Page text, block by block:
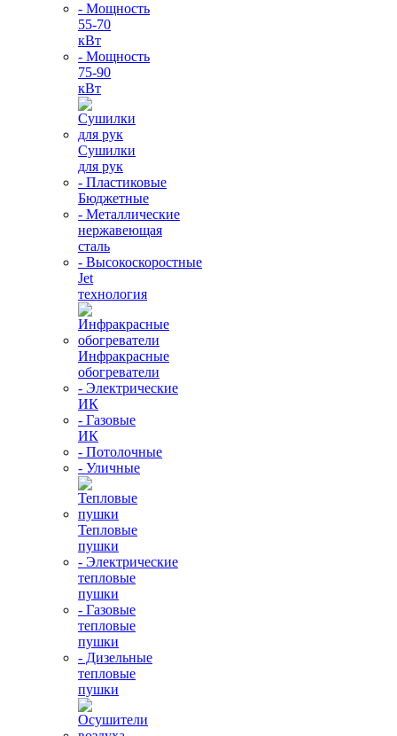
- Мощность
55-70
кВт
- Мощность
75-90
кВт
Сушилки
для рук
- Пластиковые
Бюджетные
- Металлические
нержавеющая
сталь
- Высокоскоростные
Jet
технология
Инфракрасные
обогреватели
- Электрические
ИК
- Газовые
ИК
- Потолочные
- Уличные
Тепловые
пушки
- Электрические
тепловые
пушки
- Газовые
тепловые
пушки
- Дизельные
тепловые
пушки